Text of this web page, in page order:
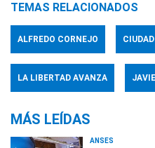
TEMAS RELACIONADOS
ALFREDO CORNEJO
LA LIBERTAD AVANZA
MÁS LEÍDAS
ANSES